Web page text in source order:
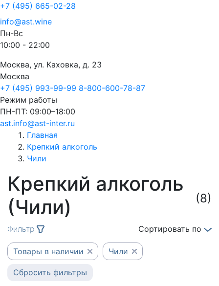
+7 (495) 665-02-28
info@ast.wine
Пн-Вс
10:00 - 22:00
Москва, ул. Каховка, д. 23
Москва
+7 (495) 993-99-99 8-800-600-78-87
Режим работы
ПН-ПТ: 09:00–18:00
ast.info@ast-inter.ru
Главная
Крепкий алкоголь
Чили
Крепкий алкоголь
(Чили)
(8)
Фильтр Сортировать по
Товары в наличии Чили
Сбросить фильтры